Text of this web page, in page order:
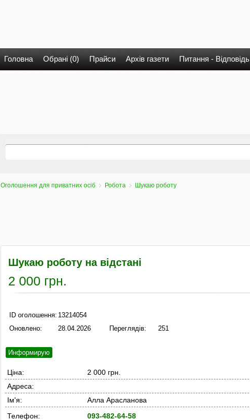
Головна Обрані (0) Прайси Архів газети Питання - Відповідь
Оголошення для приватних осіб Робота Шукаю роботу
Шукаю роботу на відстані
2 000 грн.
ID оголошення: 13214054
Оновлено:
28.04.2026 Переглядів: 251
Информирую
Ціна:
2 000 грн.
Адреса:
Ім'я:
Алла Арасланова
Телефон:
093-482-64-58